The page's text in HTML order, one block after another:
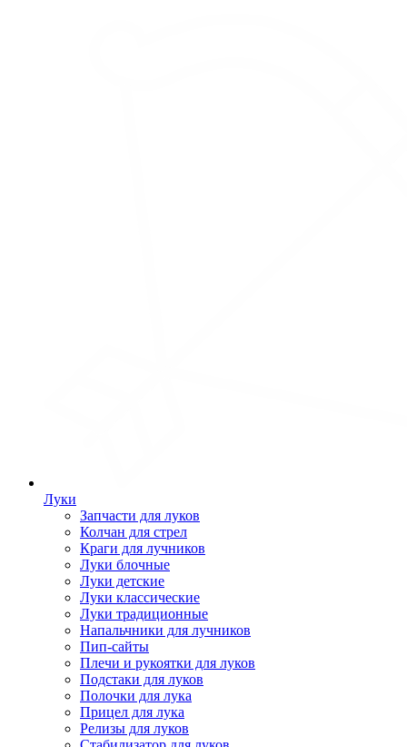
Луки
Запчасти для луков
Колчан для стрел
Краги для лучников
Луки блочные
Луки детские
Луки классические
Луки традиционные
Напальчники для лучников
Пип-сайты
Плечи и рукоятки для луков
Подстаки для луков
Полочки для лука
Прицел для лука
Релизы для луков